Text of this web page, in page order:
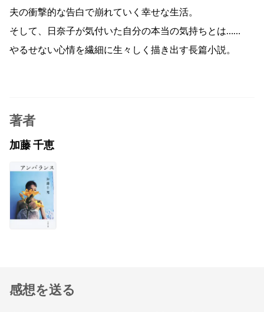
夫の衝撃的な告白で崩れていく幸せな生活。
そして、日奈子が気付いた自分の本当の気持ちとは……
やるせない心情を繊細に生々しく描き出す長篇小説。
著者
加藤 千恵
感想を送る